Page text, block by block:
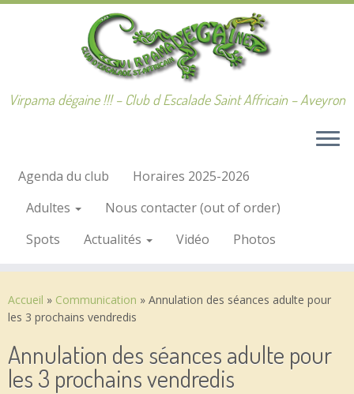
Passer
Virpama dégaine !!! – Club d Escalade Saint Affricain – Aveyron
Agenda du club
Horaires 2025-2026
Adultes
Nous contacter (out of order)
Spots
Actualités Vidéo Photos
Accueil » Communication » Annulation des séances adulte pour
les 3 prochains vendredis
Annulation des séances adulte pour
les 3 prochains vendredis